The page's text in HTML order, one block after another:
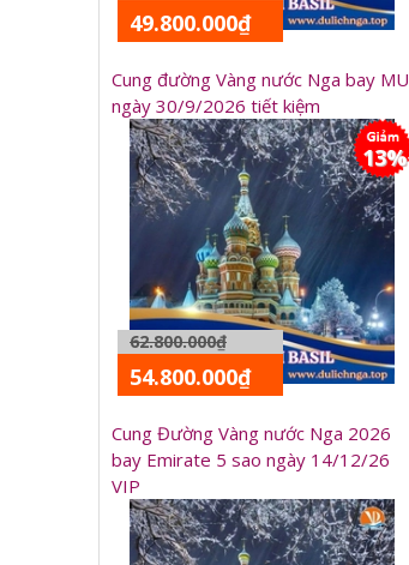
49.800.000₫
Cung đường Vàng nước Nga bay MU
ngày 30/9/2026 tiết kiệm
62.800.000₫
54.800.000₫
13%
Cung Đường Vàng nước Nga 2026
bay Emirate 5 sao ngày 14/12/26
VIP